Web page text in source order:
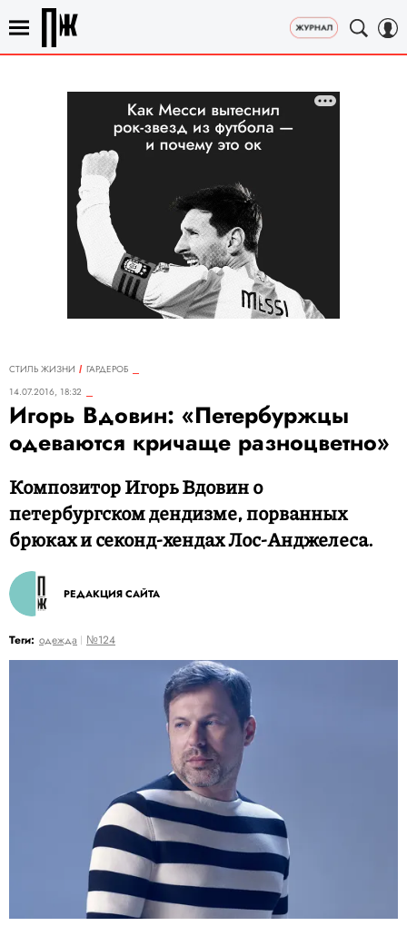
СТИЛЬ ЖИЗНИ
ГАРДЕРОБ
14.07.2016, 18:32
Игорь Вдовин: «Петербуржцы
одеваются кричаще разноцветно»
Композитор Игорь Вдовин о
петербургском дендизме, порванных
брюках и секонд-хендах Лос-Анджелеса.
РЕДАКЦИЯ САЙТА
Теги: одежда №124